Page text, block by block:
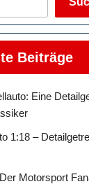
Beiträge
Eine
1:18 –
Motorsport